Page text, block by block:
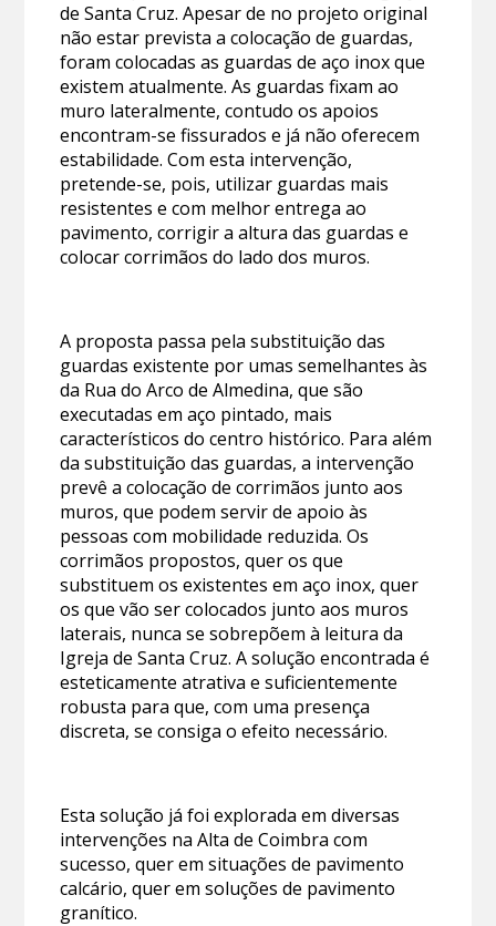
de Santa Cruz. Apesar de no projeto original
não estar prevista a colocação de guardas,
foram colocadas as guardas de aço inox que
existem atualmente. As guardas fixam ao
muro lateralmente, contudo os apoios
encontram-se fissurados e já não oferecem
estabilidade. Com esta intervenção,
pretende-se, pois, utilizar guardas mais
resistentes e com melhor entrega ao
pavimento, corrigir a altura das guardas e
colocar corrimãos do lado dos muros.
A proposta passa pela substituição das
guardas existente por umas semelhantes às
da Rua do Arco de Almedina, que são
executadas em aço pintado, mais
característicos do centro histórico. Para além
da substituição das guardas, a intervenção
prevê a colocação de corrimãos junto aos
muros, que podem servir de apoio às
pessoas com mobilidade reduzida. Os
corrimãos propostos, quer os que
substituem os existentes em aço inox, quer
os que vão ser colocados junto aos muros
laterais, nunca se sobrepõem à leitura da
Igreja de Santa Cruz. A solução encontrada é
esteticamente atrativa e suficientemente
robusta para que, com uma presença
discreta, se consiga o efeito necessário.
Esta solução já foi explorada em diversas
intervenções na Alta de Coimbra com
sucesso, quer em situações de pavimento
calcário, quer em soluções de pavimento
granítico.